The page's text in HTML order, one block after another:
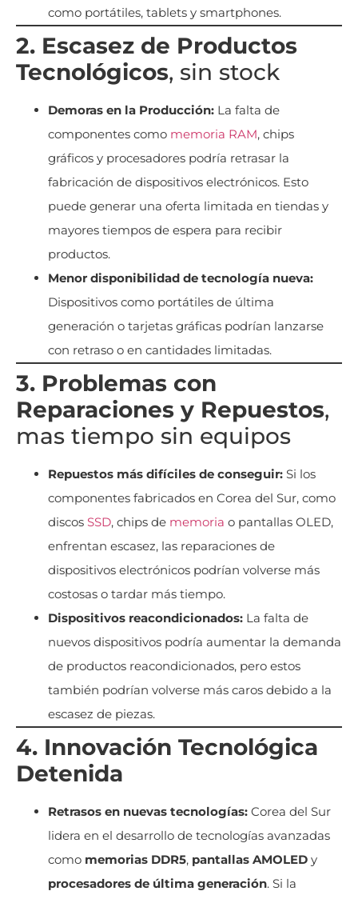
como portátiles, tablets y smartphones.
2. Escasez de Productos
Tecnológicos, sin stock
Demoras en la Producción: La falta de
componentes como memoria RAM, chips
gráficos y procesadores podría retrasar la
fabricación de dispositivos electrónicos. Esto
puede generar una oferta limitada en tiendas y
mayores tiempos de espera para recibir
productos.
Menor disponibilidad de tecnología nueva:
Dispositivos como portátiles de última
generación o tarjetas gráficas podrían lanzarse
con retraso o en cantidades limitadas.
3. Problemas con
Reparaciones y Repuestos,
mas tiempo sin equipos
Repuestos más difíciles de conseguir: Si los
componentes fabricados en Corea del Sur, como
discos SSD, chips de memoria o pantallas OLED,
enfrentan escasez, las reparaciones de
dispositivos electrónicos podrían volverse más
costosas o tardar más tiempo.
Dispositivos reacondicionados: La falta de
nuevos dispositivos podría aumentar la demanda
de productos reacondicionados, pero estos
también podrían volverse más caros debido a la
escasez de piezas.
4. Innovación Tecnológica
Detenida
Retrasos en nuevas tecnologías: Corea del Sur
lidera en el desarrollo de tecnologías avanzadas
como memorias DDR5, pantallas AMOLED y
procesadores de última generación. Si la